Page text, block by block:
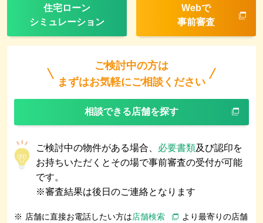
住宅ローン
シミュレーション
Webで
事前審査
ご検討中の方は
まずはお気軽にご相談ください
相談できる店舗を探す
ご検討中の物件がある場合、 必要書類及び認印を
お持ちいただくとその場で事前審査の受付が可能
です。
※審査結果は後日のご連絡となります
※ 店舗に直接お電話したい方は店舗検索
より最寄りの店舗